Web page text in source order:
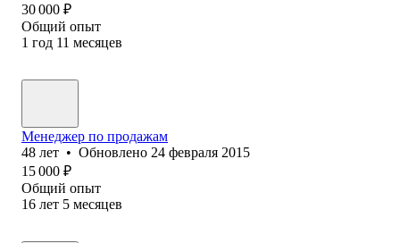
30 000 ₽
Общий опыт
1 год 11 месяцев
Менеджер по продажам
48 лет • Обновлено 24 февраля 2015
15 000 ₽
Общий опыт
16 лет 5 месяцев